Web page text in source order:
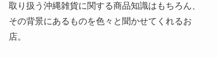
取り扱う沖縄雑貨に関する商品知識はもちろん、
その背景にあるものを色々と聞かせてくれるお
店。